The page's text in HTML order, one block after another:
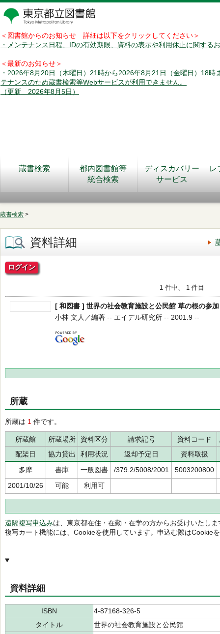
＜図書館からのお知らせ 詳細は以下をクリックしてください＞
・メンテナンス日程、IDの有効期限、資料の表示や利用休止に関する
＜最新のお知らせ＞
・2026年8月20日（木曜日）21時から2026年8月21日（金曜日）18時
テナンスのため蔵書検索等Webサービスが利用できません。
（更新 2026年8月5日）
蔵書検索
都内図書館等
統合検索
ディスカバリー
サービス
レ
蔵書検索 >
資料詳細
ログイン
1 件中、 1 件目
[ 和図書 ] 世界の社会教育施設と公民館 草の根の参
小林 文人／編著 -- エイデル研究所 -- 2001.9 --
所蔵
所蔵は 1 件です。
所蔵館 所蔵場所 資料区分 請求記号 資料コード
配架日
協力貸出 利用状況 返却予定日
資料取扱
多摩
書庫 一般図書 /379.2/5008/2001
5003200800
2001/10/26
可能 利用可
遠隔複写申込みは、東京都在住・在勤・在学の方からお受けいたしま
複写カート機能には、Cookieを使用しています。申込む際はCookie
資料詳細
ISBN
4-87168-326-5
タイトル
世界の社会教育施設と公民館